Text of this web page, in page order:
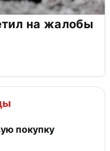
на жалобы
покупку